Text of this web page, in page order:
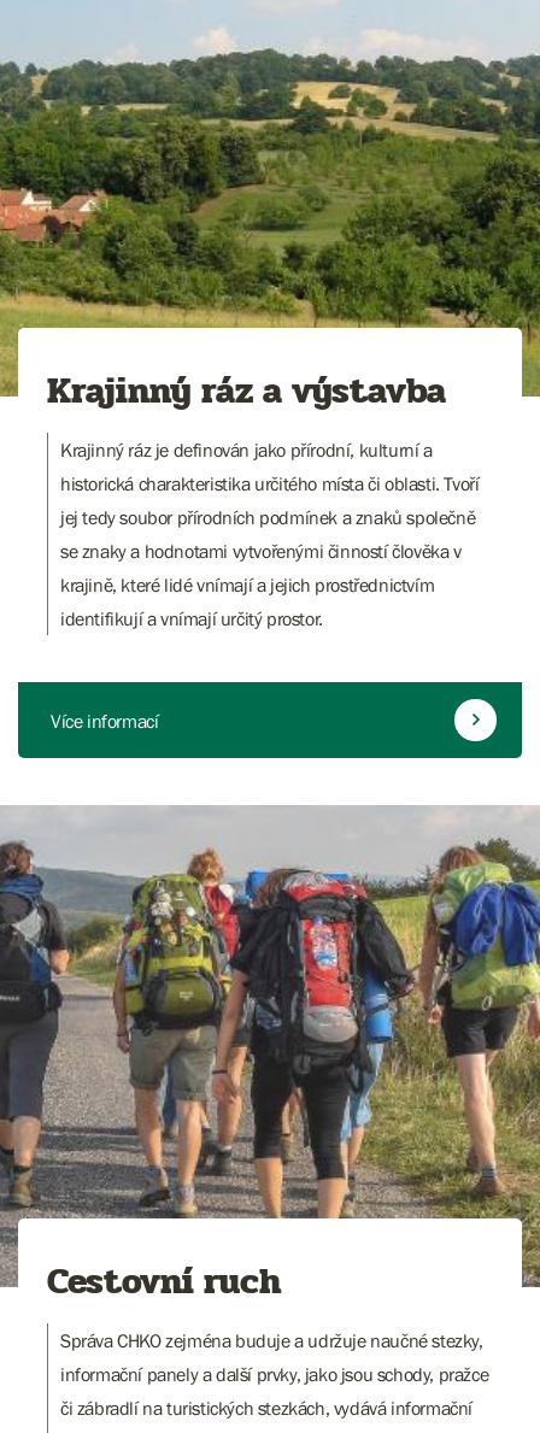
Krajinný ráz a výstavba
Krajinný ráz je definován jako přírodní, kulturní a
historická charakteristika určitého místa či oblasti. Tvoří
jej tedy soubor přírodních podmínek a znaků společně
se znaky a hodnotami vytvořenými činností člověka v
krajině, které lidé vnímají a jejich prostřednictvím
identifikují a vnímají určitý prostor.
Více informací
Cestovní ruch
Správa CHKO zejména buduje a udržuje naučné stezky,
informační panely a další prvky, jako jsou schody, pražce
či zábradlí na turistických stezkách, vydává informační